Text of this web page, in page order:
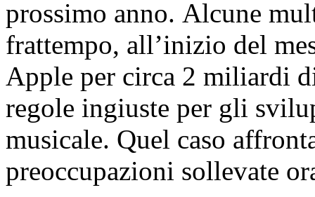
prossimo anno. Alcune
frattempo, all’inizio del
Apple per circa 2 miliardi
regole ingiuste per gli
musicale. Quel caso
preoccupazioni sollevate